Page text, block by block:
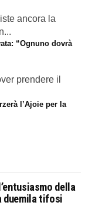
ancora la
“Ognuno dovrà
prendere il
l’Ajoie per la
della
duemila tifosi